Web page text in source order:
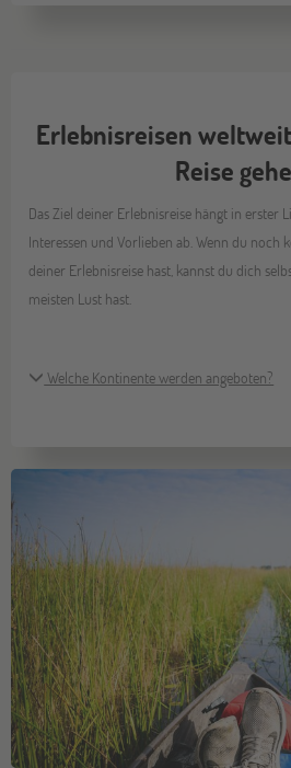
Erlebnisreisen
Reise
Das Ziel deiner Erlebnisreise hängt in erster
Interessen und Vorlieben ab. Wenn du noch
deiner Erlebnisreise hast, kannst du dich
meisten Lust hast.
Welche Kontinente werden angeboten?